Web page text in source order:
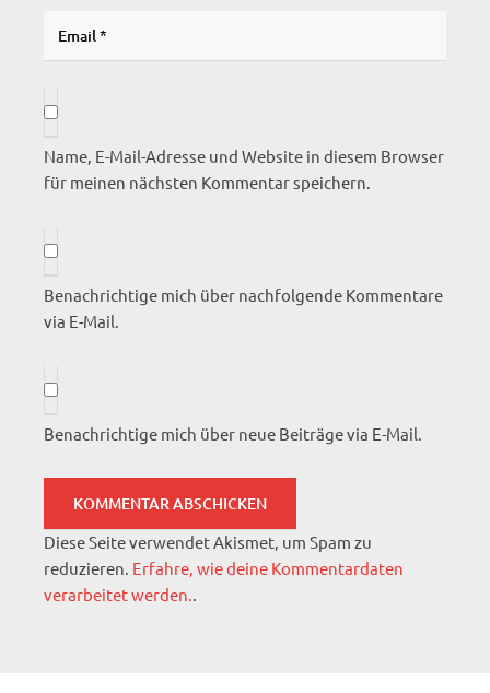
Name, E-Mail-Adresse und Website in diesem Browser
für meinen nächsten Kommentar speichern.
Benachrichtige mich über nachfolgende Kommentare
via E-Mail.
Benachrichtige mich über neue Beiträge via E-Mail.
Diese Seite verwendet Akismet, um Spam zu
reduzieren. Erfahre, wie deine Kommentardaten
verarbeitet werden..